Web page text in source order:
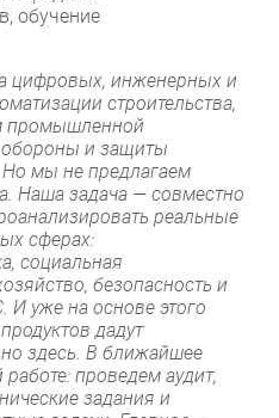
обучение
цифровых, инженерных и
строительства,
промышленной
обороны и защиты
Но мы не предлагаем
Наша задача — совместно
реальные
сферах:
социальная
безопасность и
И уже на основе этого
дадут
здесь. В ближайшее
проведем аудит,
задания и